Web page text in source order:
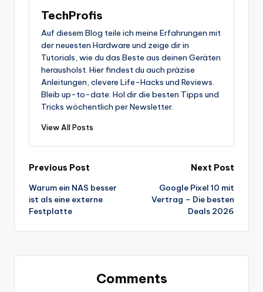
TechProfis
Auf diesem Blog teile ich meine Erfahrungen mit
der neuesten Hardware und zeige dir in
Tutorials, wie du das Beste aus deinen Geräten
herausholst. Hier findest du auch präzise
Anleitungen, clevere Life-Hacks und Reviews.
Bleib up-to-date: Hol dir die besten Tipps und
Tricks wöchentlich per Newsletter.
View All Posts
Post
navigation
Previous Post
Warum ein NAS besser
ist als eine externe
Festplatte
Next Post
Google Pixel 10 mit
Vertrag – Die besten
Deals 2026
Comments